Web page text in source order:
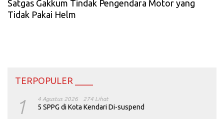
Satgas Gakkum Tindak Pengendara Motor yang
Tidak Pakai Helm
TERPOPULER ____
1 4 Agustus 2026 274 Lihat
5 SPPG di Kota Kendari Di-suspend